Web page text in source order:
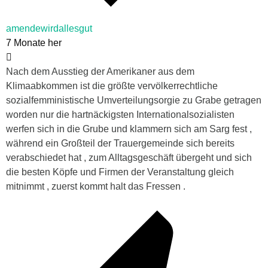
amendewirdallesgut
7 Monate her
Nach dem Ausstieg der Amerikaner aus dem
Klimaabkommen ist die größte vervölkerrechtliche
sozialfemministische Umverteilungsorgie zu Grabe getragen
worden nur die hartnäckigsten Internationalsozialisten
werfen sich in die Grube und klammern sich am Sarg fest ,
während ein Großteil der Trauergemeinde sich bereits
verabschiedet hat , zum Alltagsgeschäft übergeht und sich
die besten Köpfe und Firmen der Veranstaltung gleich
mitnimmt , zuerst kommt halt das Fressen .